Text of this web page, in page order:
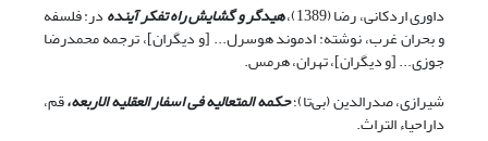
داوری اردکانی، رضا (1389)،
هیدگر و گشایش راه تفکر آیندهدر: فلسفه
و بحران غرب، نوشته: ادموند هوسرل... [و دیگران]، ترجمه محمدرضا
جوزی... [و دیگران]، تهران، هرمس.
شیرازی، صدرالدین (بی‌تا)؛حکمه المتعالیه فی اسفار العقلیه الاربعه،قم،
داراحیاء التراث.